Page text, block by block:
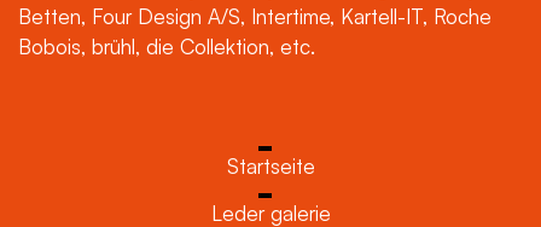
Betten, Four Design A/S, Intertime, Kartell-IT, Roche
Bobois, brühl, die Collektion, etc.
Startseite
Leder galerie